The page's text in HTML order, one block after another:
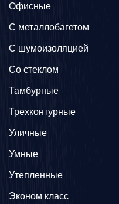
Офисные
C металлобагетом
С шумоизоляцией
Со стеклом
Тамбурные
Трехконтурные
Уличные
Умные
Утепленные
Эконом класс